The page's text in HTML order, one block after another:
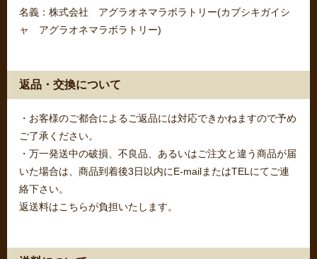
名義：株式会社 アグラオネマラボラトリー(カブシキガイシ
ャ アグラオネマラボラトリー)
返品・交換について
・お客様のご都合によるご返品には対応できかねますので予め
ご了承ください。
・万一発送中の破損、不良品、あるいはご注文と違う商品が届
いた場合は、商品到着後3日以内にE-mailまたはTELにてご連
絡下さい。
返送料はこちらが負担いたします。